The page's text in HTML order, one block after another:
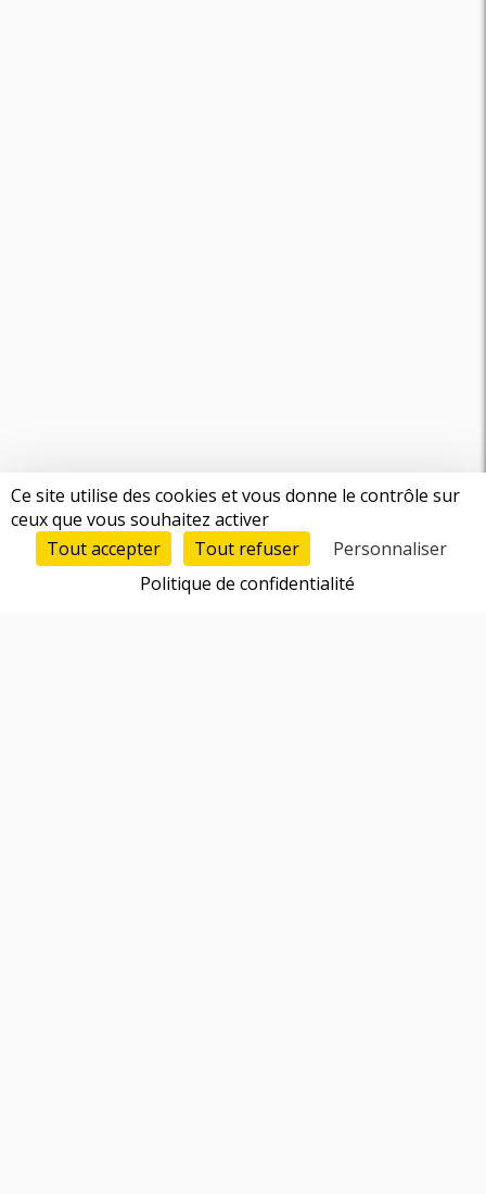
Ce site utilise des cookies et vous donne le contrôle sur
ceux que vous souhaitez activer
Tout accepter
Tout refuser
Personnaliser
Politique de confidentialité